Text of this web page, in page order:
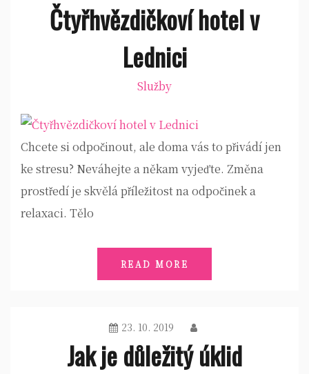
Čtyřhvězdičkoví hotel v
Lednici
Služby
Chcete si odpočinout, ale doma vás to přivádí jen
ke stresu? Neváhejte a někam vyjeďte. Změna
prostředí je skvělá příležitost na odpočinek a
relaxaci. Tělo
READ MORE
23. 10. 2019
Jak je důležitý úklid